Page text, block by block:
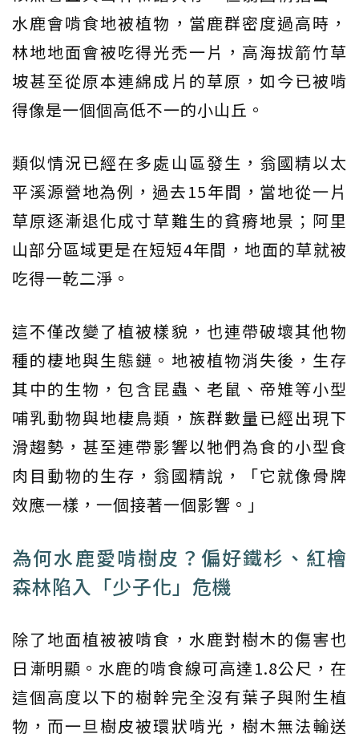
水鹿會啃食地被植物，當鹿群密度過高時，
林地地面會被吃得光禿一片，高海拔箭竹草
坡甚至從原本連綿成片的草原，如今已被啃
得像是一個個高低不一的小山丘。
類似情況已經在多處山區發生，翁國精以太
平溪源營地為例，過去15年間，當地從一片
草原逐漸退化成寸草難生的貧瘠地景；阿里
山部分區域更是在短短4年間，地面的草就被
吃得一乾二淨。
這不僅改變了植被樣貌，也連帶破壞其他物
種的棲地與生態鏈。地被植物消失後，生存
其中的生物，包含昆蟲、老鼠、帝雉等小型
哺乳動物與地棲鳥類，族群數量已經出現下
滑趨勢，甚至連帶影響以牠們為食的小型食
肉目動物的生存，翁國精說，「它就像骨牌
效應一樣，一個接著一個影響。」
為何水鹿愛啃樹皮？偏好鐵杉、紅檜
森林陷入「少子化」危機
除了地面植被被啃食，水鹿對樹木的傷害也
日漸明顯。水鹿的啃食線可高達1.8公尺，在
這個高度以下的樹幹完全沒有葉子與附生植
物，而一旦樹皮被環狀啃光，樹木無法輸送